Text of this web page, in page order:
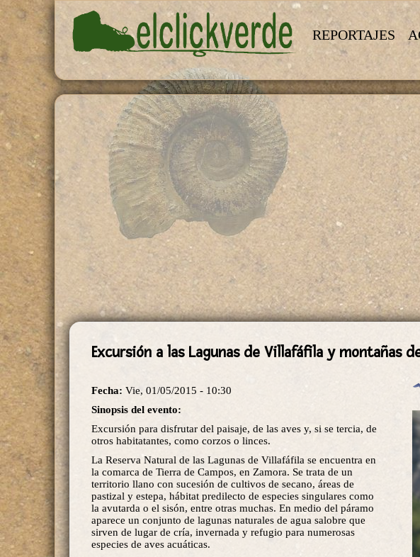
Pasar al contenido principal
REPORTAJES
Excursión a las Lagunas de Villafáfila y montañas
Fecha: Vie, 01/05/2015 - 10:30
Sinopsis del evento:
Excursión para disfrutar del paisaje, de las aves y, si se tercia, de
otros habitatantes, como corzos o linces.
La Reserva Natural de las Lagunas de Villafáfila se encuentra en
la comarca de Tierra de Campos, en Zamora. Se trata de un
territorio llano con sucesión de cultivos de secano, áreas de
pastizal y estepa, hábitat predilecto de especies singulares como
la avutarda o el sisón, entre otras muchas. En medio del páramo
aparece un conjunto de lagunas naturales de agua salobre que
sirven de lugar de cría, invernada y refugio para numerosas
especies de aves acuáticas.